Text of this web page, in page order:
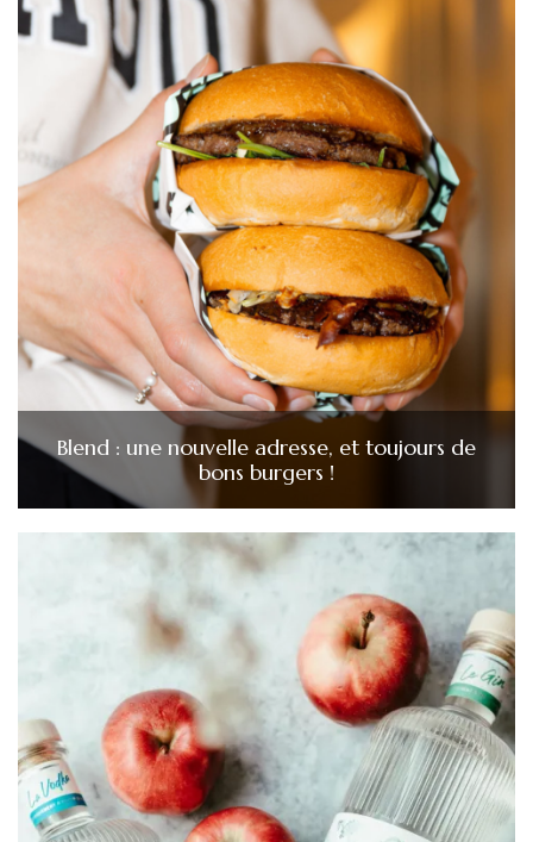
Blend : une nouvelle adresse, et toujours de
bons burgers !